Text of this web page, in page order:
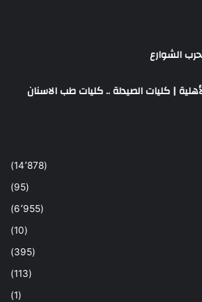
الشوارع
| كليات الصيدلة .. كليات طب الاسنان
(14٬878)
(95)
(6٬955)
(10)
(395)
(113)
(1)